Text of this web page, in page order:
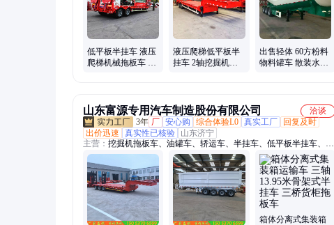
水泥罐车、原木运输炮车、粉煤灰罐车、转盘拖车
低平板半挂车 液压
爬梯机械拖板车 11
液压爬梯低平板半
挂车 2轴挖掘机托
出售轻体 60方粉料
物料罐车 散装水泥
山东富源专用汽车制造股份有限公司
洽谈
3年 厂 安心购 综合体验L0 真实工厂
回复及时
出价迅速
真实性已核验
山东济宁
主营： 挖掘机拖板车、油罐车、轿运车、半挂车、低平板半挂车、集
装箱半挂车、出口半挂车、中置轴半挂车、自卸半挂车、拖拉机挂
车、出口俄罗斯半挂车、全挂车、危险品半挂车、集装箱骨架车、集
装箱运输车、半挂拖车、尿素颗粒槽罐车
箱体分离式集装箱